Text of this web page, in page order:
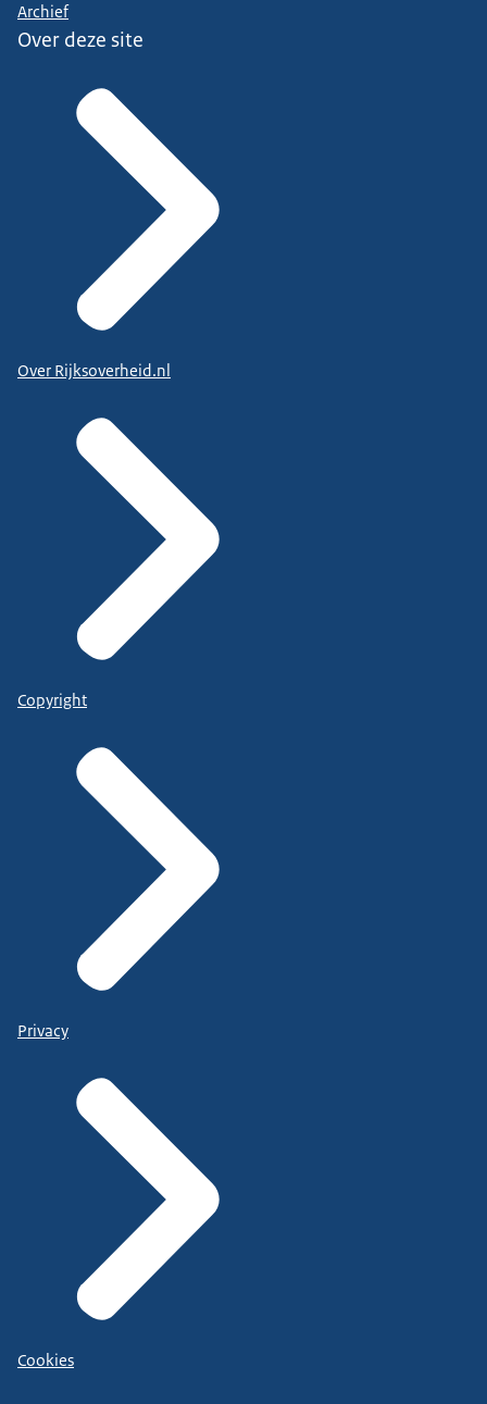
Archief
Over deze site
Over Rijksoverheid.nl
Copyright
Privacy
Cookies